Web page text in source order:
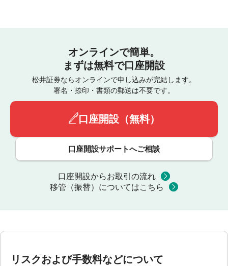
オンラインで簡単。
まずは無料で口座開設
松井証券ならオンラインで申し込みが完結します。
署名・捺印・書類の郵送は不要です。
口座開設（無料）
口座開設サポートへご相談
口座開設からお取引の流れ
移管（振替）についてはこちら
リスクおよび手数料などについて